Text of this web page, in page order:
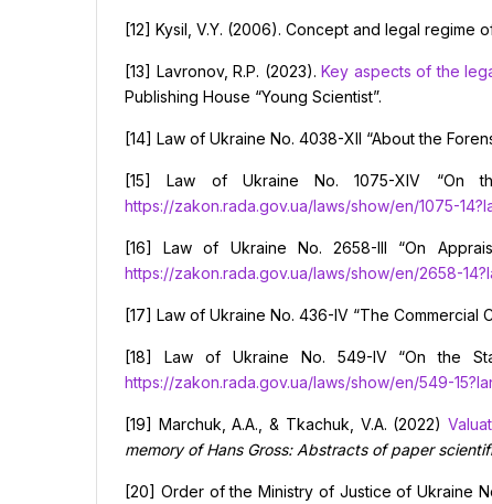
[12] Kysil, V.Y. (2006). Concept and legal regime
[13] Lavronov, R.P. (2023).Key aspects of the
Publishing House “Young Scientist”.
[14] Law of Ukraine No. 4038-XII “About the
[15] Law of Ukraine No. 1075-XIV “On
https://zakon.rada.gov.ua/laws/show/en/1075-
[16] Law of Ukraine No. 2658-III “On
https://zakon.rada.gov.ua/laws/show/en/2658-
[17] Law of Ukraine No. 436-IV “The
[18] Law of Ukraine No. 549-IV “On the
https://zakon.rada.gov.ua/laws/show/en/549-
[19] Marchuk, A.A., & Tkachuk, V.A. (2022)
memory of Hans Gross: Abstracts of paper
[20] Order of the Ministry of Justice of Ukraine